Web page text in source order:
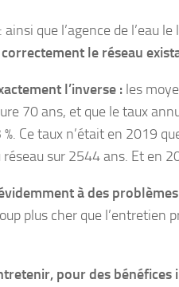
que l’agence de l’eau
le réseau
l’inverse : les
70 ans, et que le taux
Ce taux n’était en 2019
sur 2544 ans. Et en
à des
plus cher que
pour des